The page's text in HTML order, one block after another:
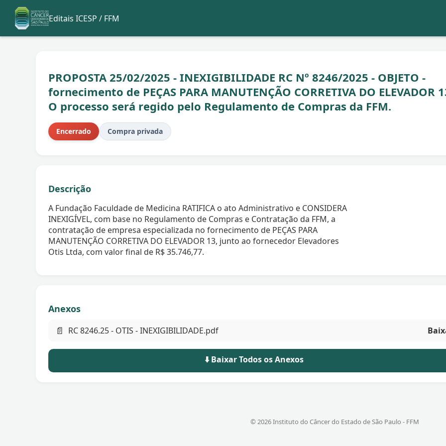
Editais ICESP / FFM
PROPOSTA 25/02/2025 - INEXIGIBILIDADE RC Nº 8246/2025 - OBJETO -
fornecimento de PEÇAS PARA MANUTENÇÃO CORRETIVA DO ELEVADOR
O processo será regido pelo Regulamento de Compras da FFM.
Encerrado Compra privada
Descrição
A Fundação Faculdade de Medicina RATIFICA o ato Administrativo e CONSIDERA
INEXIGÍVEL, com base no Regulamento de Compras e Contratação da FFM, a
contratação de empresa especializada no fornecimento de PEÇAS PARA
MANUTENÇÃO CORRETIVA DO ELEVADOR 13, junto ao fornecedor Elevadores
Otis Ltda, com valor final de R$ 35.746,77.
Anexos
📄 RC 8246.25 - OTIS - INEXIGIBILIDADE.pdf
⬇️ Baixar Todos os Anexos
© 2026 Instituto do Câncer do Estado de São Paulo - FFM